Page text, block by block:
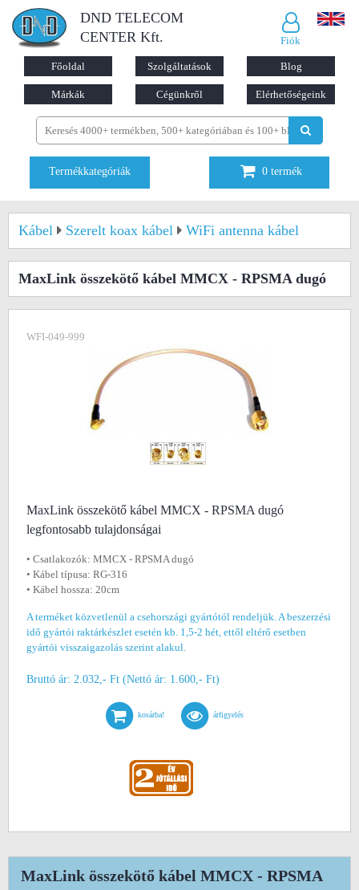
DND TELECOM
CENTER Kft.
Fiók
Főoldal Szolgáltatások Blog
Márkák Cégünkről Elérhetőségeink
Termékkategóriák 0 termék
Kábel Szerelt koax kábel WiFi antenna kábel
MaxLink összekötő kábel MMCX - RPSMA dugó
WFI-049-999
MaxLink összekötő kábel MMCX - RPSMA dugó
legfontosabb tulajdonságai
• Csatlakozók: MMCX - RPSMA dugó
• Kábel típusa: RG-316
• Kábel hossza: 20cm
A terméket közvetlenül a csehországi gyártótól rendeljük. A beszerzési
idő gyártói raktárkészlet esetén kb. 1,5-2 hét, ettől eltérő esetben
gyártói visszaigazolás szerint alakul.
Bruttó ár: 2.032,- Ft (Nettó ár: 1.600,- Ft)
kosárba! árfigyelés
MaxLink összekötő kábel MMCX - RPSMA